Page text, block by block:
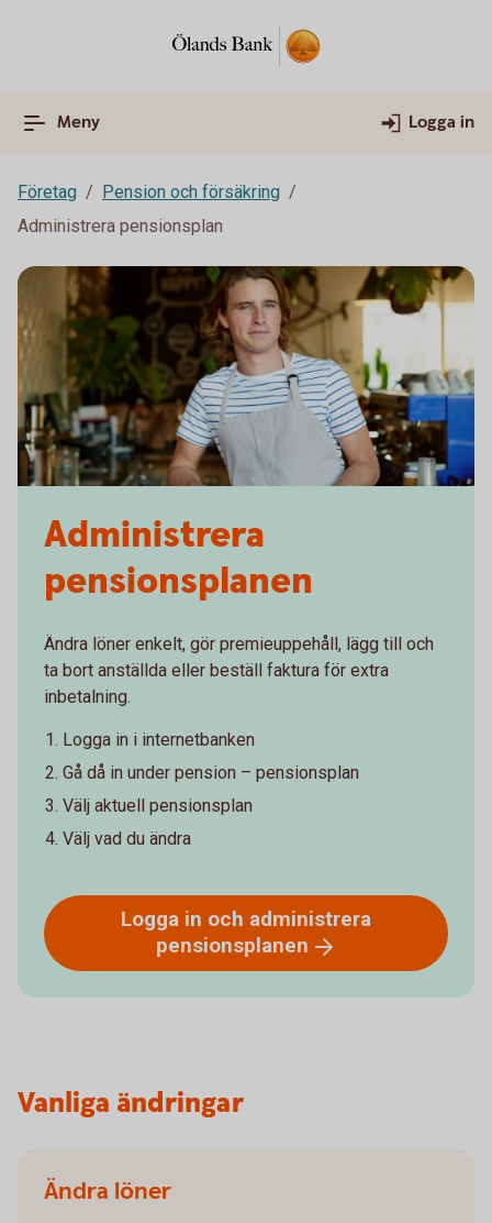
Meny Logga in
Företag
Pension och försäkring
Administrera pensionsplan
Administrera
pensionsplanen
Ändra löner enkelt, gör premieuppehåll, lägg till och
ta bort anställda eller beställ faktura för extra
inbetalning.
Logga in i internetbanken
Gå då in under pension – pensionsplan
Välj aktuell pensionsplan
Välj vad du ändra
Logga in och administrera
pensionsplanen
Vanliga ändringar
Ändra löner